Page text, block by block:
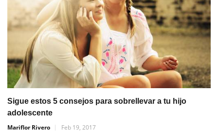
Sigue estos 5 consejos para sobrellevar a tu hijo
adolescente
Mariflor Rivero
Feb 19, 2017